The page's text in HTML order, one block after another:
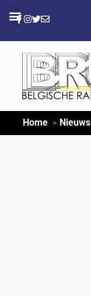
Home Nieuws